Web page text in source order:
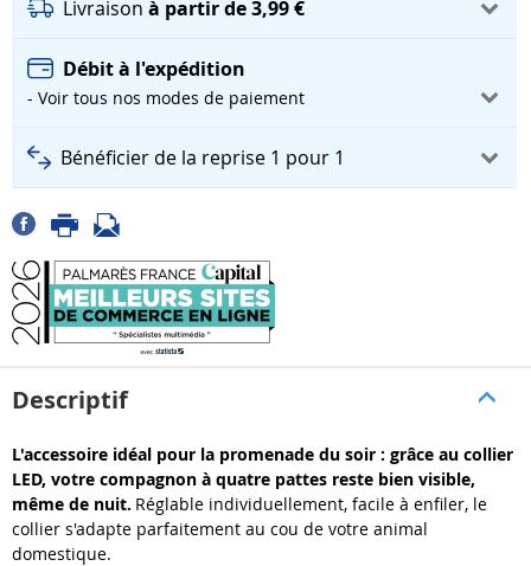
Livraison à partir de 3,99 €
Débit à l'expédition
- Voir tous nos modes de paiement
Bénéficier de la reprise 1 pour 1
Descriptif
L'accessoire idéal pour la promenade du soir : grâce au collier
LED, votre compagnon à quatre pattes reste bien visible,
même de nuit. Réglable individuellement, facile à enfiler, le
collier s'adapte parfaitement au cou de votre animal
domestique.